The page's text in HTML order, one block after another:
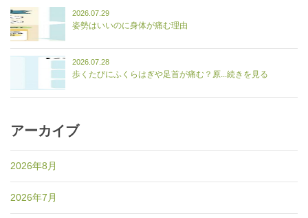
2026.07.29
姿勢はいいのに身体が痛む理由
2026.07.28
歩くたびにふくらはぎや足首が痛む？原...続きを見る
アーカイブ
2026年8月
2026年7月